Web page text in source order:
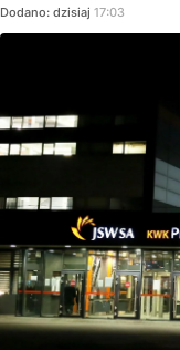
Dodano: dzisiaj 17:03